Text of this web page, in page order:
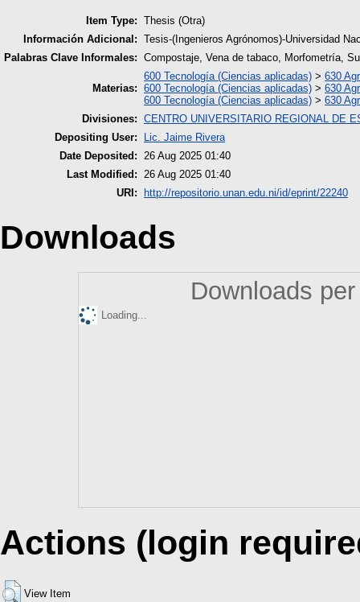
Item Type: Thesis (Otra)
Información Adicional: Tesis-(Ingenieros Agrónomos)-Universidad
Palabras Clave Informales: Compostaje, Vena de tabaco, Morfometría,
Materias:
600 Tecnología (Ciencias aplicadas) > 630
600 Tecnología (Ciencias aplicadas) > 630
600 Tecnología (Ciencias aplicadas) > 630
Divisiones: CENTRO UNIVERSITARIO REGIONAL DE
Depositing User:
Lic. Jaime Rivera
Date Deposited:
26 Aug 2025 01:40
Last Modified:
26 Aug 2025 01:40
URI:
http://repositorio.unan.edu.ni/id/eprint/22240
Downloads
Downloads
Loading...
Actions (login
View Item